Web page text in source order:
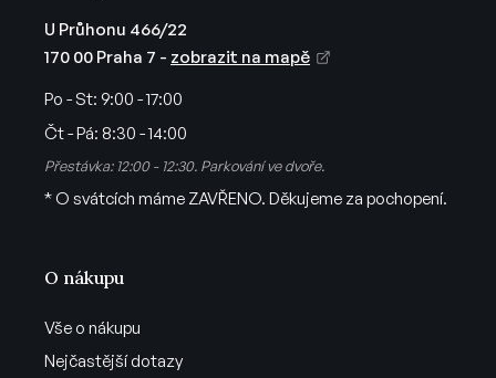
O nákupu
Vše o nákupu
Nejčastější dotazy
U Průhonu 466/22
170 00 Praha 7 - zobrazit na mapě
Po - St: 9:00 - 17:00
Čt - Pá: 8:30 - 14:00
Přestávka: 12:00 - 12:30. Parkování ve dvoře.
* O svátcích máme ZAVŘENO. Děkujeme za pochopení.